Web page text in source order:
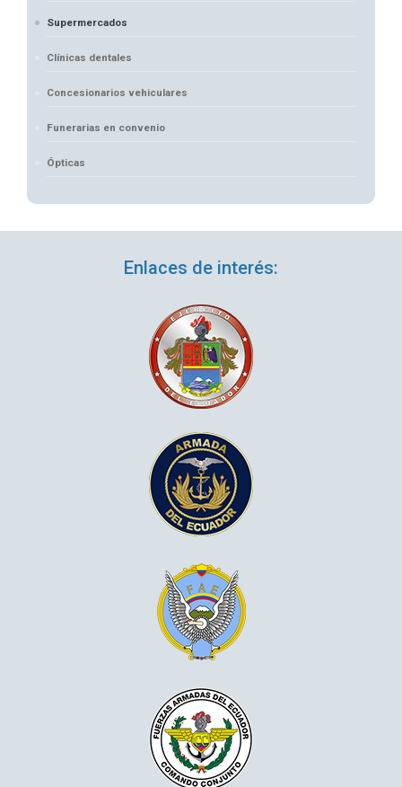
Supermercados
Clínicas dentales
Concesionarios vehiculares
Funerarias en convenio
Ópticas
Enlaces de interés: